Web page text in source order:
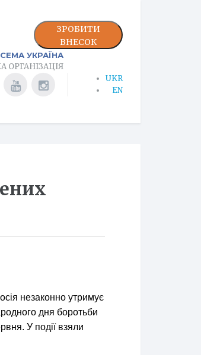
ЗРОБИТИ
ВНЕСОК
СЕМА УКРАЇНА
ОРГАНІЗАЦІЯ
UKR
EN
незаконно утримує
дня боротьби
У події взяли